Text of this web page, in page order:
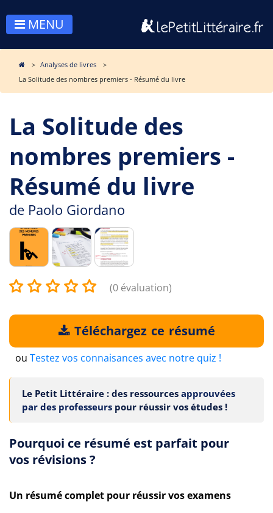
MENU
Analyses de livres
La Solitude des nombres premiers - Résumé du livre
La Solitude des
nombres premiers -
Résumé du livre
de Paolo Giordano
(0 évaluation)
Téléchargez ce résumé
ou Testez vos connaisances avec notre quiz !
Le Petit Littéraire : des ressources approuvées
par des professeurs pour réussir vos études !
Pourquoi ce résumé est parfait pour
vos révisions ?
Un résumé complet pour réussir vos examens